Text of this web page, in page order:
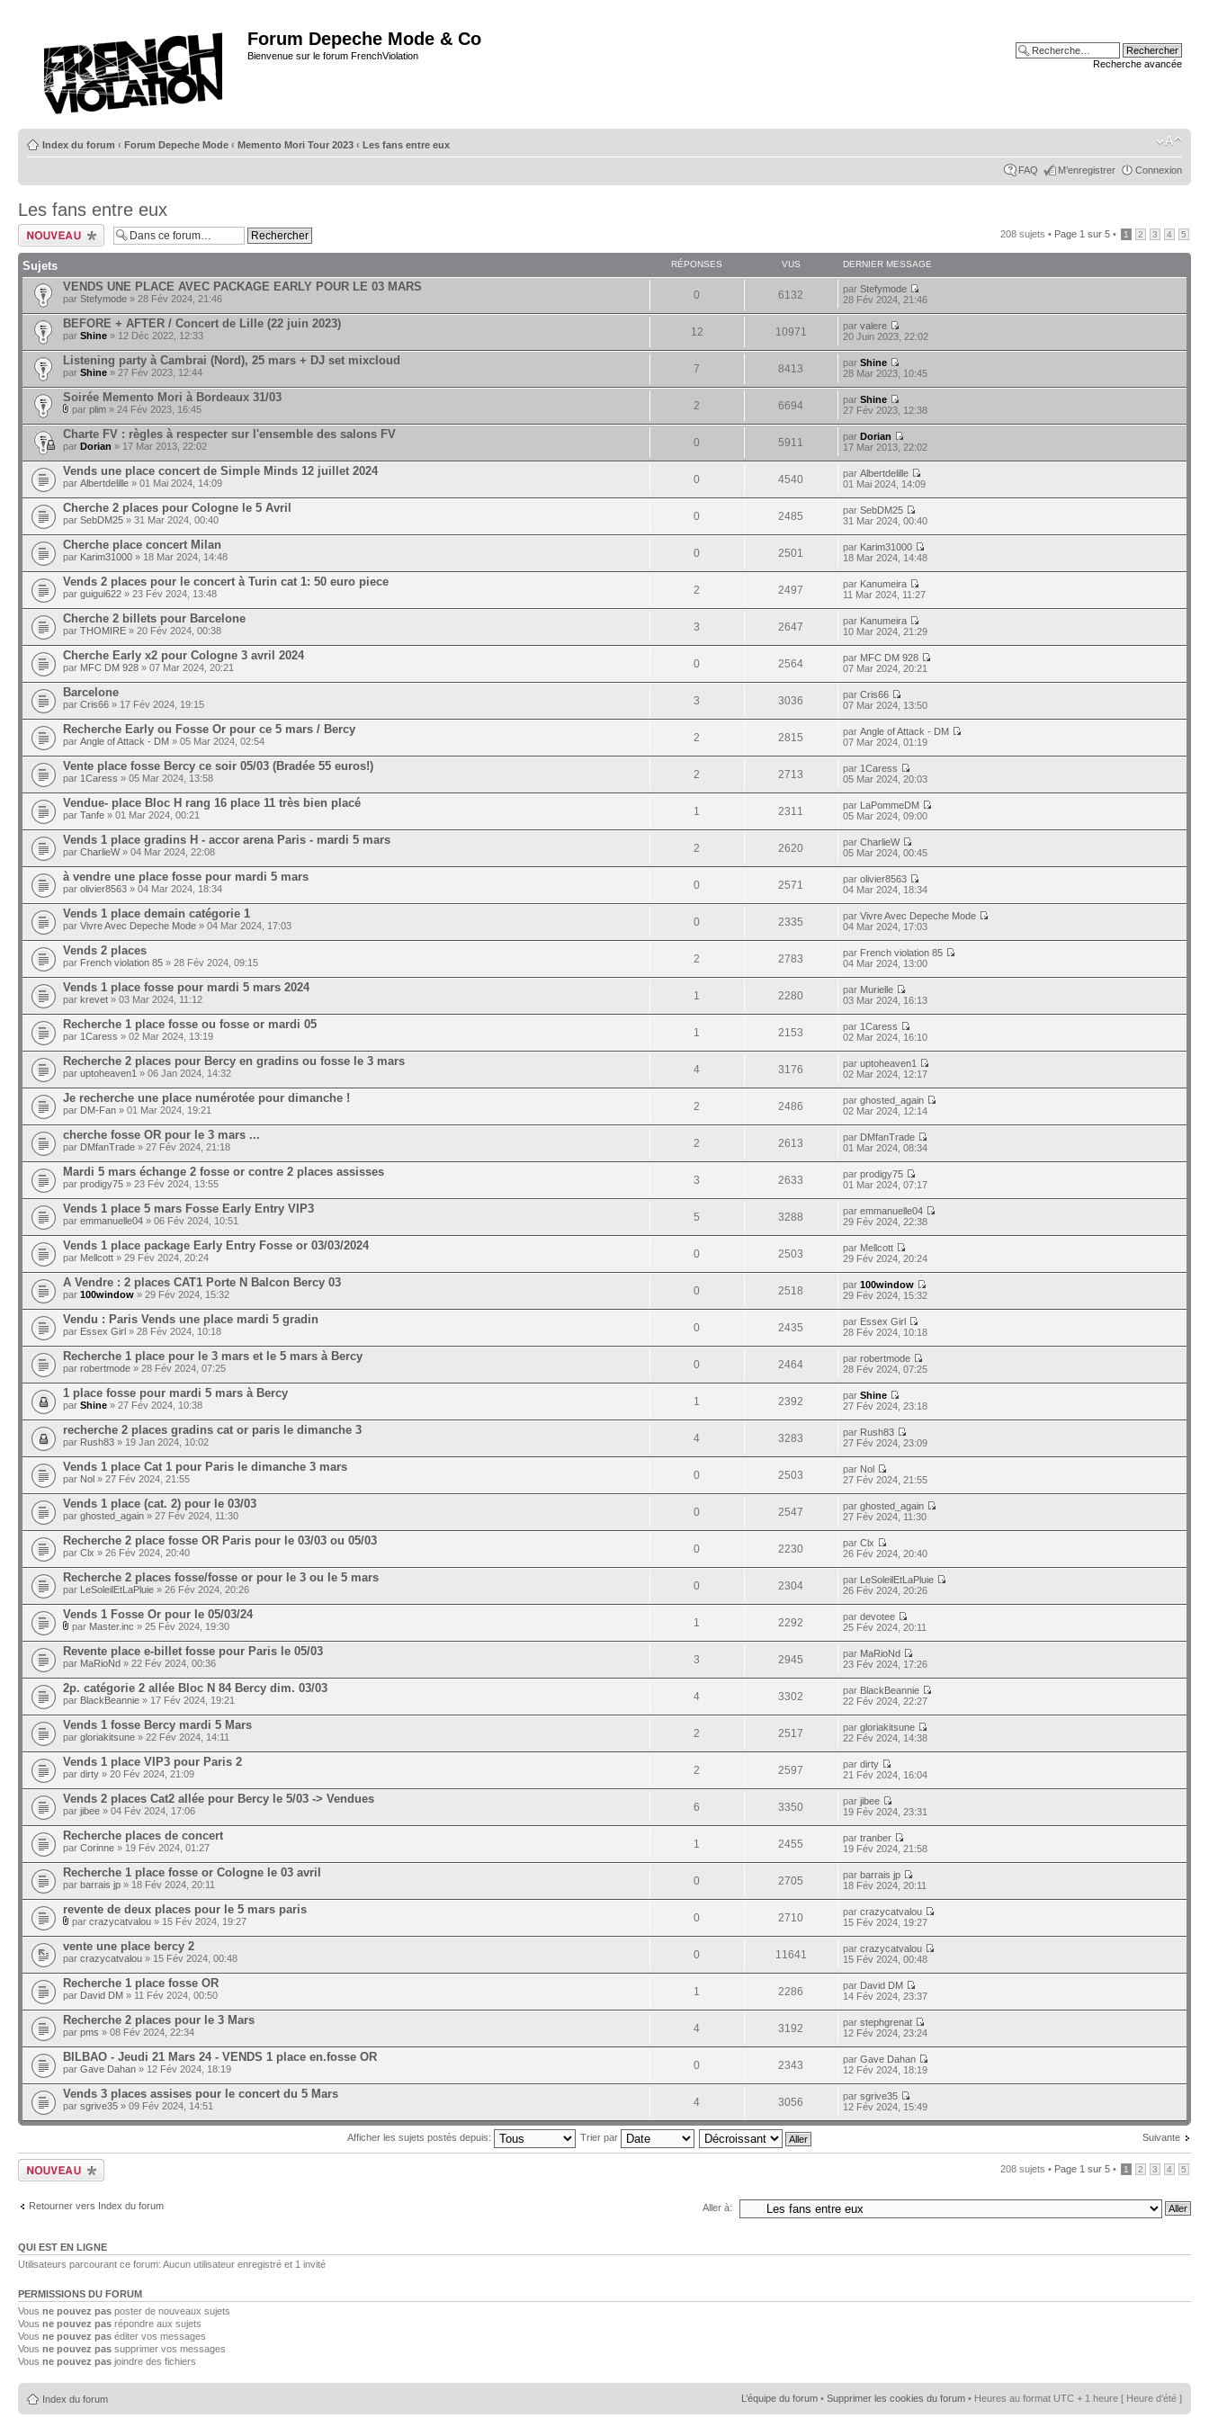
Forum Depeche Mode & Co
Bienvenue sur le forum FrenchViolation
Recherche avancée
Index du forum ‹ Forum Depeche Mode ‹ Memento Mori Tour 2023 ‹ Les fans entre eux
FAQ M’enregistrer Connexion
Les fans entre eux
Ecrire un nouveau
sujet
208 sujets • Page 1 sur 5 • 1 2 3 4 5
Sujets RÉPONSES VUS DERNIER MESSAGE
VENDS UNE PLACE AVEC PACKAGE EARLY POUR LE 03 MARS
par Stefymode » 28 Fév 2024, 21:46 0 6132 parStefymode
28 Fév 2024, 21:46
BEFORE + AFTER / Concert de Lille (22 juin 2023)
par Shine » 12 Déc 2022, 12:33 12 10971 parvalere
20 Juin 2023, 22:02
Listening party à Cambrai (Nord), 25 mars + DJ set mixcloud
par Shine » 27 Fév 2023, 12:44 7 8413 parShine
28 Mar 2023, 10:45
Soirée Memento Mori à Bordeaux 31/03
par plim » 24 Fév 2023, 16:45 2 6694 parShine
27 Fév 2023, 12:38
Charte FV : règles à respecter sur l'ensemble des salons FV
par Dorian » 17 Mar 2013, 22:02 0 5911 parDorian
17 Mar 2013, 22:02
Vends une place concert de Simple Minds 12 juillet 2024
par Albertdelille » 01 Mai 2024, 14:09 0 4540 parAlbertdelille
01 Mai 2024, 14:09
Cherche 2 places pour Cologne le 5 Avril
par SebDM25 » 31 Mar 2024, 00:40 0 2485 parSebDM25
31 Mar 2024, 00:40
Cherche place concert Milan
par Karim31000 » 18 Mar 2024, 14:48 0 2501 par Karim31000
18 Mar 2024, 14:48
Vends 2 places pour le concert à Turin cat 1: 50 euro piece
par guigui622 » 23 Fév 2024, 13:48 2 2497 par Kanumeira
11 Mar 2024, 11:27
Cherche 2 billets pour Barcelone
par THOMIRE » 20 Fév 2024, 00:38 3 2647 par Kanumeira
10 Mar 2024, 21:29
Cherche Early x2 pour Cologne 3 avril 2024
par MFC DM 928 » 07 Mar 2024, 20:21 0 2564 par MFC DM 928
07 Mar 2024, 20:21
Barcelone
par Cris66 » 17 Fév 2024, 19:15 3 3036 parCris66
07 Mar 2024, 13:50
Recherche Early ou Fosse Or pour ce 5 mars / Bercy
par Angle of Attack - DM » 05 Mar 2024, 02:54 2 2815 parAngle of Attack - DM
07 Mar 2024, 01:19
Vente place fosse Bercy ce soir 05/03 (Bradée 55 euros!)
par 1Caress » 05 Mar 2024, 13:58 2 2713 par 1Caress
05 Mar 2024, 20:03
Vendue- place Bloc H rang 16 place 11 très bien placé
par Tanfe » 01 Mar 2024, 00:21 1 2311 par LaPommeDM
05 Mar 2024, 09:00
Vends 1 place gradins H - accor arena Paris - mardi 5 mars
par CharlieW» 04 Mar 2024, 22:08 2 2620 parCharlieW
05 Mar 2024, 00:45
à vendre une place fosse pour mardi 5 mars
par olivier8563 » 04 Mar 2024, 18:34 0 2571 parolivier8563
04 Mar 2024, 18:34
Vends 1 place demain catégorie 1
par Vivre Avec Depeche Mode » 04 Mar 2024, 17:03 0 2335 parVivre Avec Depeche Mode
04 Mar 2024, 17:03
Vends 2 places
par French violation 85 » 28 Fév 2024, 09:15 2 2783 par French violation 85
04 Mar 2024, 13:00
Vends 1 place fosse pour mardi 5 mars 2024
par krevet » 03 Mar 2024, 11:12 1 2280 par Murielle
03 Mar 2024, 16:13
Recherche 1 place fosse ou fosse or mardi 05
par 1Caress » 02 Mar 2024, 13:19 1 2153 par 1Caress
02 Mar 2024, 16:10
Recherche 2 places pour Bercy en gradins ou fosse le 3 mars
par uptoheaven1 » 06 Jan 2024, 14:32 4 3176 paruptoheaven1
02 Mar 2024, 12:17
Je recherche une place numérotée pour dimanche !
par DM-Fan » 01 Mar 2024, 19:21 2 2486 parghosted_again
02 Mar 2024, 12:14
cherche fosse OR pour le 3 mars ...
par DMfanTrade » 27 Fév 2024, 21:18 2 2613 par DMfanTrade
01 Mar 2024, 08:34
Mardi 5 mars échange 2 fosse or contre 2 places assisses
par prodigy75 » 23 Fév 2024, 13:55 3 2633 parprodigy75
01 Mar 2024, 07:17
Vends 1 place 5 mars Fosse Early Entry VIP3
par emmanuelle04 » 06 Fév 2024, 10:51 5 3288 paremmanuelle04
29 Fév 2024, 22:38
Vends 1 place package Early Entry Fosse or 03/03/2024
par Mellcott » 29 Fév 2024, 20:24 0 2503 par Mellcott
29 Fév 2024, 20:24
A Vendre : 2 places CAT1 Porte N Balcon Bercy 03
par 100window » 29 Fév 2024, 15:32 0 2518 par100window
29 Fév 2024, 15:32
Vendu : Paris Vends une place mardi 5 gradin
par Essex Girl » 28 Fév 2024, 10:18 0 2435 par Essex Girl
28 Fév 2024, 10:18
Recherche 1 place pour le 3 mars et le 5 mars à Bercy
par robertmode » 28 Fév 2024, 07:25 0 2464 parrobertmode
28 Fév 2024, 07:25
1 place fosse pour mardi 5 mars à Bercy
par Shine » 27 Fév 2024, 10:38 1 2392 parShine
27 Fév 2024, 23:18
recherche 2 places gradins cat or paris le dimanche 3
par Rush83 » 19 Jan 2024, 10:02 4 3283 par Rush83
27 Fév 2024, 23:09
Vends 1 place Cat 1 pour Paris le dimanche 3 mars
par Nol » 27 Fév 2024, 21:55 0 2503 par Nol
27 Fév 2024, 21:55
Vends 1 place (cat. 2) pour le 03/03
par ghosted_again » 27 Fév 2024, 11:30 0 2547 parghosted_again
27 Fév 2024, 11:30
Recherche 2 place fosse OR Paris pour le 03/03 ou 05/03
par Clx » 26 Fév 2024, 20:40 0 2230 parClx
26 Fév 2024, 20:40
Recherche 2 places fosse/fosse or pour le 3 ou le 5 mars
par LeSoleilEtLaPluie » 26 Fév 2024, 20:26 0 2304 par LeSoleilEtLaPluie
26 Fév 2024, 20:26
Vends 1 Fosse Or pour le 05/03/24
par Master.inc » 25 Fév 2024, 19:30 1 2292 pardevotee
25 Fév 2024, 20:11
Revente place e-billet fosse pour Paris le 05/03
par MaRioNd » 22 Fév 2024, 00:36 3 2945 par MaRioNd
23 Fév 2024, 17:26
2p. catégorie 2 allée Bloc N 84 Bercy dim. 03/03
par BlackBeannie » 17 Fév 2024, 19:21 4 3302 par BlackBeannie
22 Fév 2024, 22:27
Vends 1 fosse Bercy mardi 5 Mars
par gloriakitsune » 22 Fév 2024, 14:11 2 2517 pargloriakitsune
22 Fév 2024, 14:38
Vends 1 place VIP3 pour Paris 2
par dirty » 20 Fév 2024, 21:09 2 2597 pardirty
21 Fév 2024, 16:04
Vends 2 places Cat2 allée pour Bercy le 5/03 -> Vendues
par jibee » 04 Fév 2024, 17:06 6 3350 parjibee
19 Fév 2024, 23:31
Recherche places de concert
par Corinne » 19 Fév 2024, 01:27 1 2455 partranber
19 Fév 2024, 21:58
Recherche 1 place fosse or Cologne le 03 avril
par barrais jp » 18 Fév 2024, 20:11 0 2705 parbarrais jp
18 Fév 2024, 20:11
revente de deux places pour le 5 mars paris
par crazycatvalou » 15 Fév 2024, 19:27 0 2710 parcrazycatvalou
15 Fév 2024, 19:27
vente une place bercy 2
par crazycatvalou » 15 Fév 2024, 00:48 0 11641 parcrazycatvalou
15 Fév 2024, 00:48
Recherche 1 place fosse OR
par David DM » 11 Fév 2024, 00:50 1 2286 par David DM
14 Fév 2024, 23:37
Recherche 2 places pour le 3 Mars
par pms » 08 Fév 2024, 22:34 4 3192 parstephgrenat
12 Fév 2024, 23:24
BILBAO - Jeudi 21 Mars 24 - VENDS 1 place en.fosse OR
par Gave Dahan » 12 Fév 2024, 18:19 0 2343 parGave Dahan
12 Fév 2024, 18:19
Vends 3 places assises pour le concert du 5 Mars
par sgrive35 » 09 Fév 2024, 14:51 4 3056 parsgrive35
12 Fév 2024, 15:49
Suivante
Afficher les sujets postés depuis: Trier par
Ecrire un nouveau
sujet
208 sujets • Page 1 sur 5 • 1 2 3 4 5
Retourner vers Index du forum Aller à:
QUI EST EN LIGNE
Utilisateurs parcourant ce forum: Aucun utilisateur enregistré et 1 invité
PERMISSIONS DU FORUM
Vous ne pouvez pas poster de nouveaux sujets
Vous ne pouvez pas répondre aux sujets
Vous ne pouvez pas éditer vos messages
Vous ne pouvez pas supprimer vos messages
Vous ne pouvez pas joindre des fichiers
Index du forum L’équipe du forum • Supprimer les cookies du forum • Heures au format UTC + 1 heure [ Heure d’été ]